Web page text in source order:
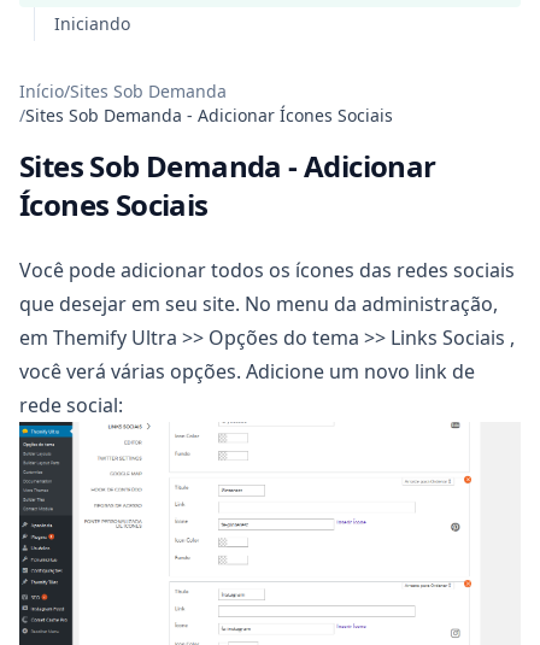
Iniciando
Início/Sites Sob Demanda
/Sites Sob Demanda - Adicionar Ícones Sociais
Sites Sob Demanda - Adicionar
Ícones Sociais
Você pode adicionar todos os ícones das redes sociais
que desejar em seu site. No menu da administração,
em Themify Ultra >> Opções do tema >> Links Sociais ,
você verá várias opções. Adicione um novo link de
rede social: